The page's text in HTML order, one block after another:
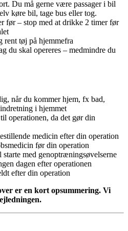
Du må gerne være passager i bil
køre bil, tage bus eller tog.
før – stop med at drikke 2 timer før
rent tøj på hjemmefra
du skal opereres – medmindre du
når du kommer hjem, fx bad,
i hjemmet
operationen, da det gør din
medicin efter din operation
før din operation
starte med genoptræningsøvelserne
dagen efter operationen
efter din operation
er en kort opsummering. Vi